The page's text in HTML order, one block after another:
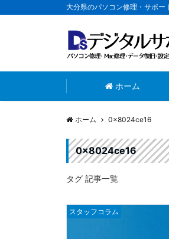
大分県のパソコン修理・サポ
ホーム
ホーム 0x8024ce16
0x8024ce16
タグ 記事一覧
スタッフコラム